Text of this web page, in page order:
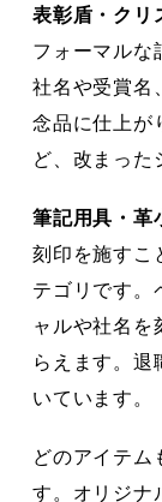
表彰盾・クリ
フォーマルな
社名や受賞名
念品に仕上が
ど、改まった
筆記用具・革
刻印を施すこ
テゴリです。
ャルや社名を
らえます。退
いています。
どのアイテム
す。オリジナ